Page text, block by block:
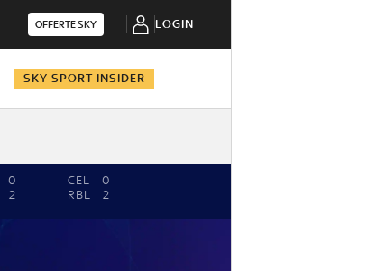
OFFERTE SKY LOGIN
SKY SPORT INSIDER
0
2
CEL
0
RBL
2